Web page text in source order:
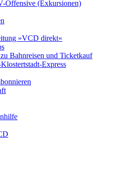
Offensive (Exkursionen)
»VCD direkt«
Bahnreisen und Ticketkauf
Express